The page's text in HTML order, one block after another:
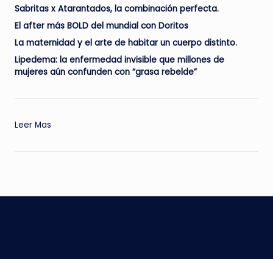
Sabritas x Atarantados, la combinación perfecta.
El after más BOLD del mundial con Doritos
La maternidad y el arte de habitar un cuerpo distinto.
Lipedema: la enfermedad invisible que millones de
mujeres aún confunden con “grasa rebelde”
Leer Mas